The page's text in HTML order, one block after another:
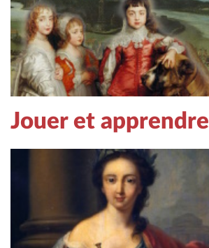
Jouer et apprendre